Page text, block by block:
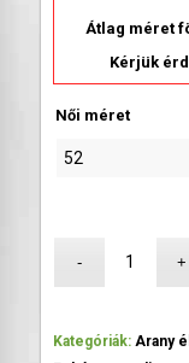
Átlag méret
Kérjük
Női méret
Kategóriák: Arany